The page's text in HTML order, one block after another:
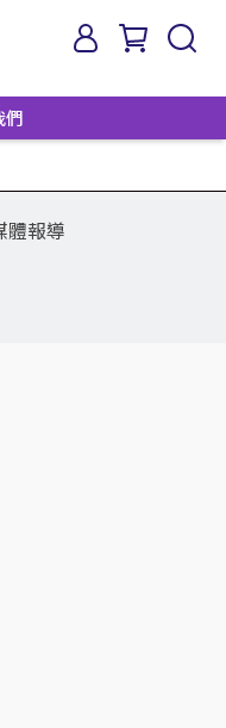
們
體報導